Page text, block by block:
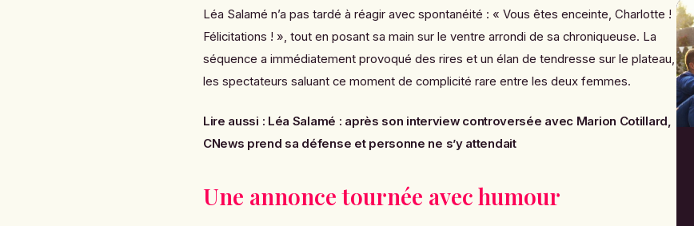
Léa Salamé n’a pas tardé à réagir avec spontanéité : « Vous êtes enceinte, Charlotte !
Félicitations ! » , tout en posant sa main sur le ventre arrondi de sa chroniqueuse. La
séquence a immédiatement provoqué des rires et un élan de tendresse sur le plateau,
les spectateurs saluant ce moment de complicité rare entre les deux femmes.
Lire aussi : Léa Salamé : après son interview controversée avec Marion Cotillard,
CNews prend sa défense et personne ne s’y attendait
Une annonce tournée avec humour